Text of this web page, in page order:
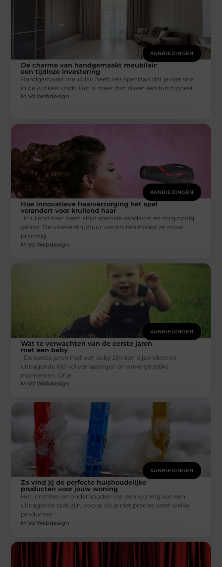
AANBIEDINGEN
De charme van handgemaakt meubilair:
een tijdloze investering
Handgemaakt meubilair heeft iets speciaals dat je niet snel
in de winkels vindt. Het is meer dan alleen een functioneel
M Vd Webdesign
AANBIEDINGEN
Hoe innovatieve haarverzorging het spel
verandert voor krullend haar
Krullend haar heeft altijd speciale aandacht en zorg nodig
gehad. De unieke structuur van krullen maakt ze zowel
prachtig
M Vd Webdesign
AANBIEDINGEN
Wat te verwachten van de eerste jaren
met een baby
De eerste jaren met een baby zijn een bijzondere en
uitdagende tijd vol verrassingen en onvergetelijke
momenten. Of je
M Vd Webdesign
AANBIEDINGEN
Zo vind jij de perfecte huishoudelijke
producten voor jouw woning
Het inrichten en onderhouden van een woning kan een
uitdagende taak zijn, vooral als je niet precies weet welke
producten
M Vd Webdesign